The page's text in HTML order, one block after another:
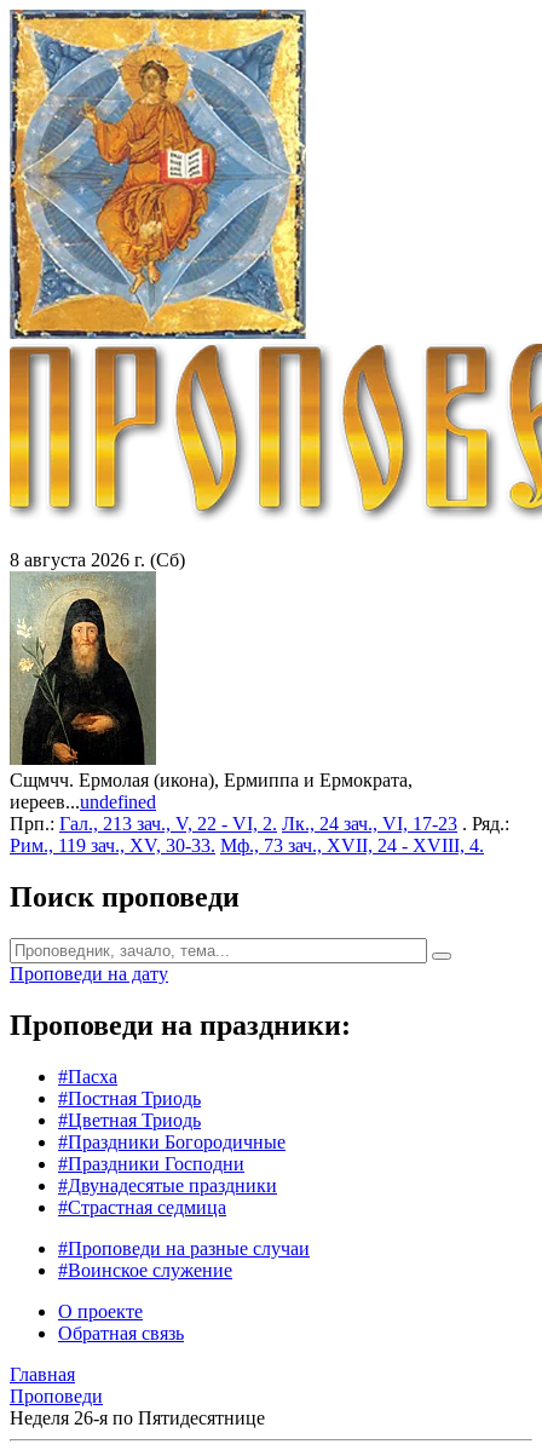
8 августа 2026 г. (Сб)
Сщмчч. Ермолая (икона), Ермиппа и Ермократа,
иереев...undefined
Прп.: Гал., 213 зач., V, 22 - VI, 2. Лк., 24 зач., VI, 17-23 . Ряд.:
Рим., 119 зач., XV, 30-33. Мф., 73 зач., XVII, 24 - XVIII, 4.
Поиск проповеди
Проповеди на дату
Проповеди на праздники:
#Пасха
#Постная Триодь
#Цветная Триодь
#Праздники Богородичные
#Праздники Господни
#Двунадесятые праздники
#Страстная седмица
#Проповеди на разные случаи
#Воинское служение
О проекте
Обратная связь
Главная
Проповеди
Неделя 26-я по Пятидесятнице